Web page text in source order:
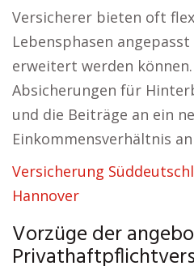
Versicherer bieten oft
Lebensphasen
erweitert werden
Absicherungen für
und die Beiträge an ein
Einkommensverhältnis
Versicherung
Hannover
Vorzüge der